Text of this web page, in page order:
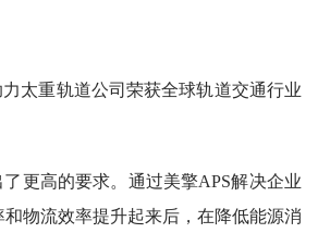
太重轨道公司荣获全球轨道交通行业
更高的要求。通过美擎APS解决企业
物流效率提升起来后，在降低能源消